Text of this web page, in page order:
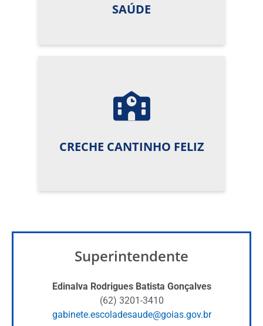
SAÚDE
CRECHE CANTINHO FELIZ
Superintendente
Edinalva Rodrigues Batista Gonçalves
(62) 3201-3410
gabinete.escoladesaude@goias.gov.br